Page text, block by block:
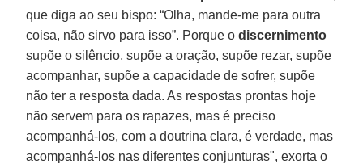
que diga ao seu bispo: “Olha, mande-me para outra
coisa, não sirvo para isso”. Porque odiscernimento
supõe o silêncio, supõe a oração, supõe rezar, supõe
acompanhar, supõe a capacidade de sofrer, supõe
não ter a resposta dada. As respostas prontas hoje
não servem para os rapazes, mas é preciso
acompanhá-los, com a doutrina clara, é verdade, mas
acompanhá-los nas diferentes conjunturas", exorta o